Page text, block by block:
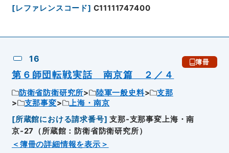
[レファレンスコード] C11111747400
16 簿冊
第６師団転戦実話 南京篇 ２／４
防衛省防衛研究所 陸軍一般史料
支那
支那事変
上海・南京
[所蔵館における請求番号] 支那-支那事変上海・南
京-27（所蔵館：防衛省防衛研究所）
＜簿冊の詳細情報を表示＞